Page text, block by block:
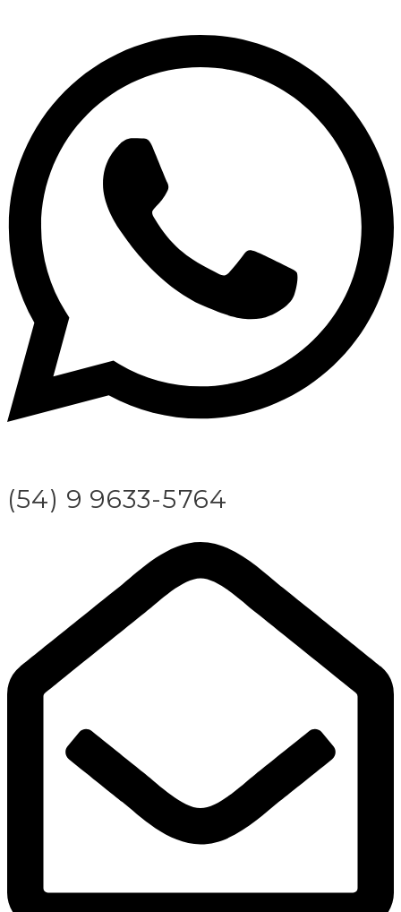
(54) 9 9633-5764